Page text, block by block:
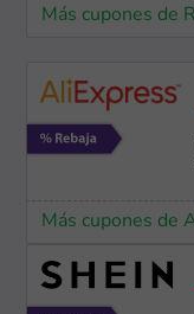
Más cupones de
Más cupones de